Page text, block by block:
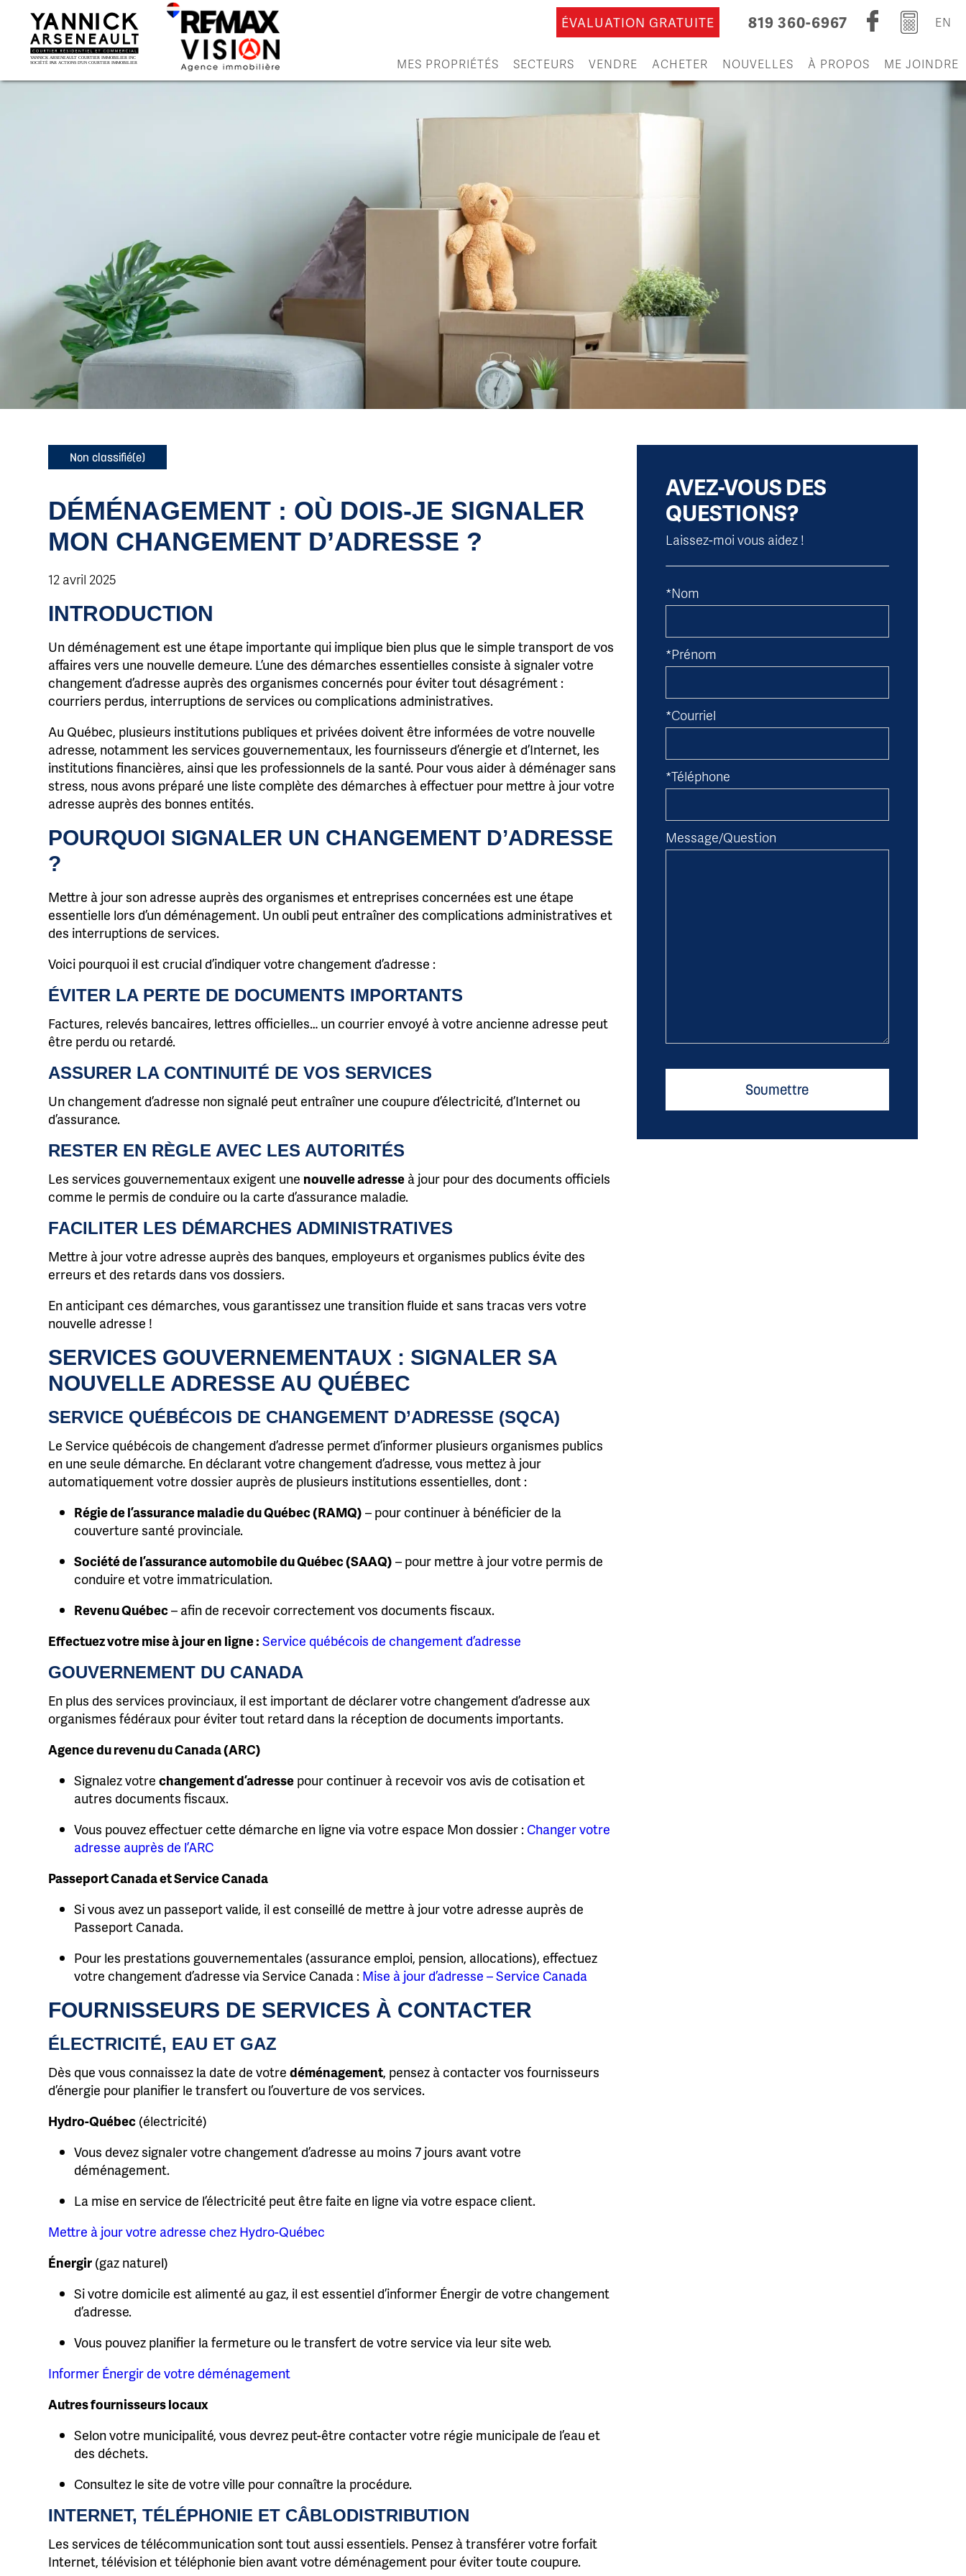
EN
819 360-6967
ÉVALUATION GRATUITE
MES PROPRIÉTÉS SECTEURS VENDRE ACHETER NOUVELLES À PROPOS ME JOINDRE
Non classifié(e)
DÉMÉNAGEMENT : OÙ DOIS-JE SIGNALER
MON CHANGEMENT D’ADRESSE ?
12 avril 2025
INTRODUCTION
Un déménagement est une étape importante qui implique bien plus que le simple transport de vos
affaires vers une nouvelle demeure. L’une des démarches essentielles consiste à signaler votre
changement d’adresse auprès des organismes concernés pour éviter tout désagrément :
courriers perdus, interruptions de services ou complications administratives.
Au Québec, plusieurs institutions publiques et privées doivent être informées de votre nouvelle
adresse, notamment les services gouvernementaux, les fournisseurs d’énergie et d’Internet, les
institutions financières, ainsi que les professionnels de la santé. Pour vous aider à déménager sans
stress, nous avons préparé une liste complète des démarches à effectuer pour mettre à jour votre
adresse auprès des bonnes entités.
POURQUOI SIGNALER UN CHANGEMENT D’ADRESSE
?
Mettre à jour son adresse auprès des organismes et entreprises concernées est une étape
essentielle lors d’un déménagement. Un oubli peut entraîner des complications administratives et
des interruptions de services.
Voici pourquoi il est crucial d’indiquer votre changement d’adresse :
ÉVITER LA PERTE DE DOCUMENTS IMPORTANTS
Factures, relevés bancaires, lettres officielles… un courrier envoyé à votre ancienne adresse peut
être perdu ou retardé.
ASSURER LA CONTINUITÉ DE VOS SERVICES
Un changement d’adresse non signalé peut entraîner une coupure d’électricité, d’Internet ou
d’assurance.
RESTER EN RÈGLE AVEC LES AUTORITÉS
Les services gouvernementaux exigent une nouvelle adresse à jour pour des documents officiels
comme le permis de conduire ou la carte d’assurance maladie.
FACILITER LES DÉMARCHES ADMINISTRATIVES
Mettre à jour votre adresse auprès des banques, employeurs et organismes publics évite des
erreurs et des retards dans vos dossiers.
En anticipant ces démarches, vous garantissez une transition fluide et sans tracas vers votre
nouvelle adresse !
SERVICES GOUVERNEMENTAUX : SIGNALER SA
NOUVELLE ADRESSE AU QUÉBEC
SERVICE QUÉBÉCOIS DE CHANGEMENT D’ADRESSE (SQCA)
Le Service québécois de changement d’adresse permet d’informer plusieurs organismes publics
en une seule démarche. En déclarant votre changement d’adresse, vous mettez à jour
automatiquement votre dossier auprès de plusieurs institutions essentielles, dont :
Régie de l’assurance maladie du Québec (RAMQ) – pour continuer à bénéficier de la
couverture santé provinciale.
Société de l’assurance automobile du Québec (SAAQ) – pour mettre à jour votre permis de
conduire et votre immatriculation.
Revenu Québec– afin de recevoir correctement vos documents fiscaux.
Effectuez votre mise à jour en ligne : Service québécois de changement d’adresse
GOUVERNEMENT DU CANADA
En plus des services provinciaux, il est important de déclarer votre changement d’adresse aux
organismes fédéraux pour éviter tout retard dans la réception de documents importants.
Agence du revenu du Canada (ARC)
Signalez votrechangement d’adresse pour continuer à recevoir vos avis de cotisation et
autres documents fiscaux.
Vous pouvez effectuer cette démarche en ligne via votre espace Mon dossier : Changer votre
adresse auprès de l’ARC
Passeport Canada et Service Canada
Si vous avez un passeport valide, il est conseillé de mettre à jour votre adresse auprès de
Passeport Canada.
Pour les prestations gouvernementales (assurance emploi, pension, allocations), effectuez
votre changement d’adresse via Service Canada : Mise à jour d’adresse – Service Canada
FOURNISSEURS DE SERVICES À CONTACTER
ÉLECTRICITÉ, EAU ET GAZ
Dès que vous connaissez la date de votredéménagement, pensez à contacter vos fournisseurs
d’énergie pour planifier le transfert ou l’ouverture de vos services.
Hydro-Québec (électricité)
Vous devez signaler votre changement d’adresse au moins 7 jours avant votre
déménagement.
La mise en service de l’électricité peut être faite en ligne via votre espace client.
Mettre à jour votre adresse chez Hydro-Québec
Énergir (gaz naturel)
Si votre domicile est alimenté au gaz, il est essentiel d’informer Énergir de votre changement
d’adresse.
Vous pouvez planifier la fermeture ou le transfert de votre service via leur site web.
Informer Énergir de votre déménagement
Autres fournisseurs locaux
Selon votre municipalité, vous devrez peut-être contacter votre régie municipale de l’eau et
des déchets.
Consultez le site de votre ville pour connaître la procédure.
INTERNET, TÉLÉPHONIE ET CÂBLODISTRIBUTION
Les services de télécommunication sont tout aussi essentiels. Pensez à transférer votre forfait
Internet, télévision et téléphonie bien avant votre déménagement pour éviter toute coupure.
AVEZ-VOUS DES
QUESTIONS?
Laissez-moi vous aidez !
*Nom
*Prénom
*Courriel
*Téléphone
Message/Question